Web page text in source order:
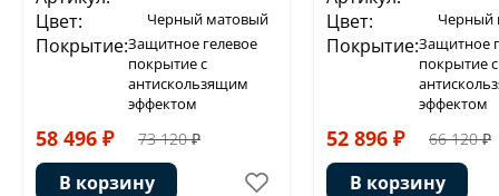
Цвет: Черный матовый
Покрытие:Защитное гелевое
покрытие с
антискользящим
эффектом
58 496 ₽ 73 120 ₽
В корзину
Цвет:
Черный
Покрытие:Защитное
покрытие с
эффектом
52 896 ₽ 66 120 ₽
В корзину